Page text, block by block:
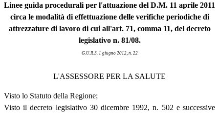
Linee guida procedurali per l'attuazione del D.M. 11 aprile 2011
circa le modalità di effettuazione delle verifiche periodiche di
attrezzature di lavoro di cui all'art. 71, comma 11, del decreto
legislativo n. 81/08.
G.U.R.S. 1 giugno 2012, n. 22
L'ASSESSORE PER LA SALUTE
Visto lo Statuto della Regione;
Visto il decreto legislativo 30 dicembre 1992, n. 502 e successive